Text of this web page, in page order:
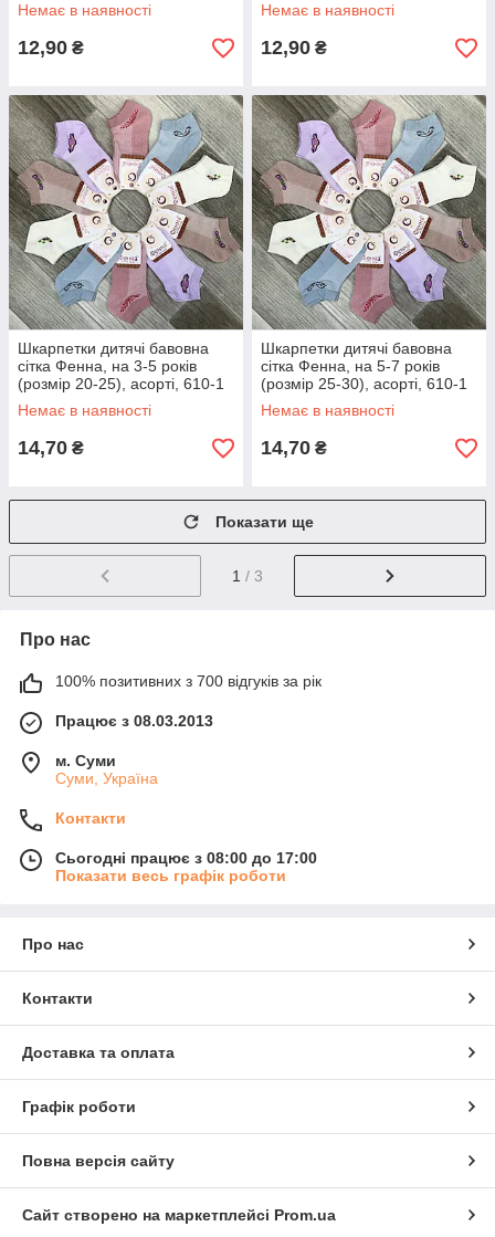
Немає в наявності
12,90 ₴
Немає в наявності
12,90 ₴
Шкарпетки дитячі бавовна
сітка Фенна, на 3-5 років
(розмір 20-25), асорті, 610-1
Немає в наявності
14,70 ₴
Шкарпетки дитячі бавовна
сітка Фенна, на 5-7 років
(розмір 25-30), асорті, 610-1
Немає в наявності
14,70 ₴
Показати ще
1 / 3
Про нас
100% позитивних з 700 відгуків за рік
Працює з 08.03.2013
м. Суми
Суми, Україна
Контакти
Сьогодні працює з 08:00 до 17:00
Показати весь графік роботи
Про нас
Контакти
Доставка та оплата
Графік роботи
Повна версія сайту
Сайт створено на маркетплейсі Prom.ua